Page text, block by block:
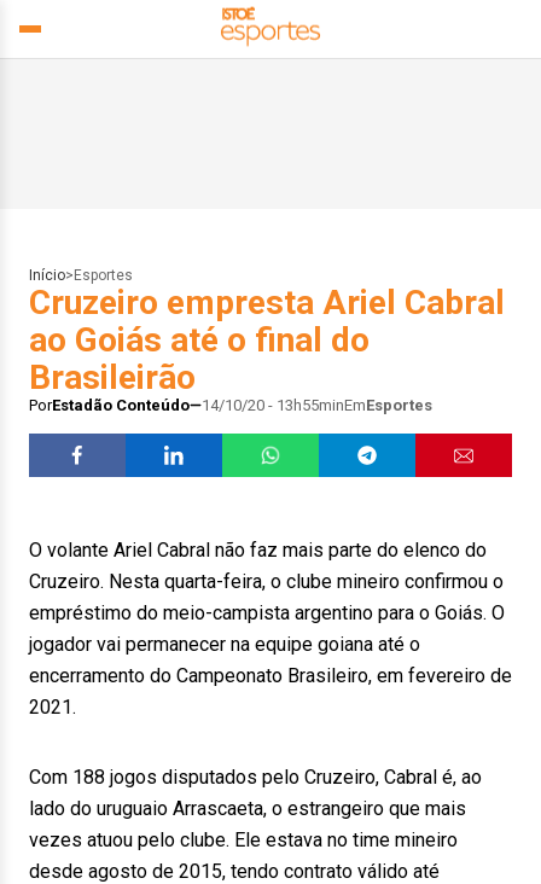
Início> Esportes
Cruzeiro empresta Ariel Cabral
ao Goiás até o final do
Brasileirão
PorEstadão Conteúdo 14/10/20 - 13h55minEmEsportes
O volante Ariel Cabral não faz mais parte do elenco do
Cruzeiro. Nesta quarta-feira, o clube mineiro confirmou o
empréstimo do meio-campista argentino para o Goiás. O
jogador vai permanecer na equipe goiana até o
encerramento do Campeonato Brasileiro, em fevereiro de
2021.
Com 188 jogos disputados pelo Cruzeiro, Cabral é, ao
lado do uruguaio Arrascaeta, o estrangeiro que mais
vezes atuou pelo clube. Ele estava no time mineiro
desde agosto de 2015, tendo contrato válido até